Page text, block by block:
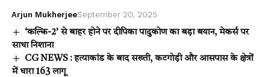
Arjun MukherjeeSeptember 20, 2025
‘कल्कि-2’ से बाहर होने पर दीपिका पादुकोण का बड़ा बयान, मेकर्स पर
साधा निशाना
CG NEWS : हत्याकांड के बाद सख्ती, कटगोड़ी और आसपास के क्षेत्रों
में धारा 163 लागू